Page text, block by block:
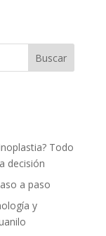
Buscar
Todo
decisión
a paso
y